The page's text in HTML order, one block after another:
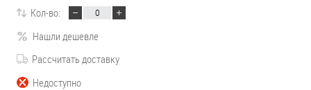
Кол-во:
Нашли дешевле
Рассчитать доставку
Недоступно